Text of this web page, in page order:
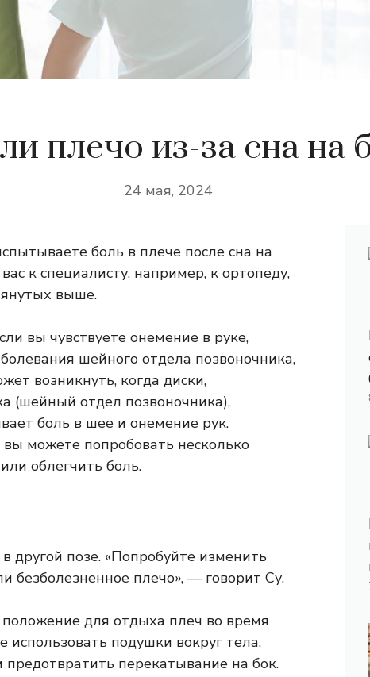
плечо из-за сна на
24 мая, 2024
боль в плече после сна на
к специалисту, например, к ортопеду,
выше.
вы чувствуете онемение в руке,
шейного отдела позвоночника,
возникнуть, когда диски,
(шейный отдел позвоночника),
боль в шее и онемение рук.
можете попробовать несколько
облегчить боль.
другой позе. «Попробуйте изменить
безболезненное плечо», — говорит Су.
для отдыха плеч во время
подушки вокруг тела,
перекатывание на бок.